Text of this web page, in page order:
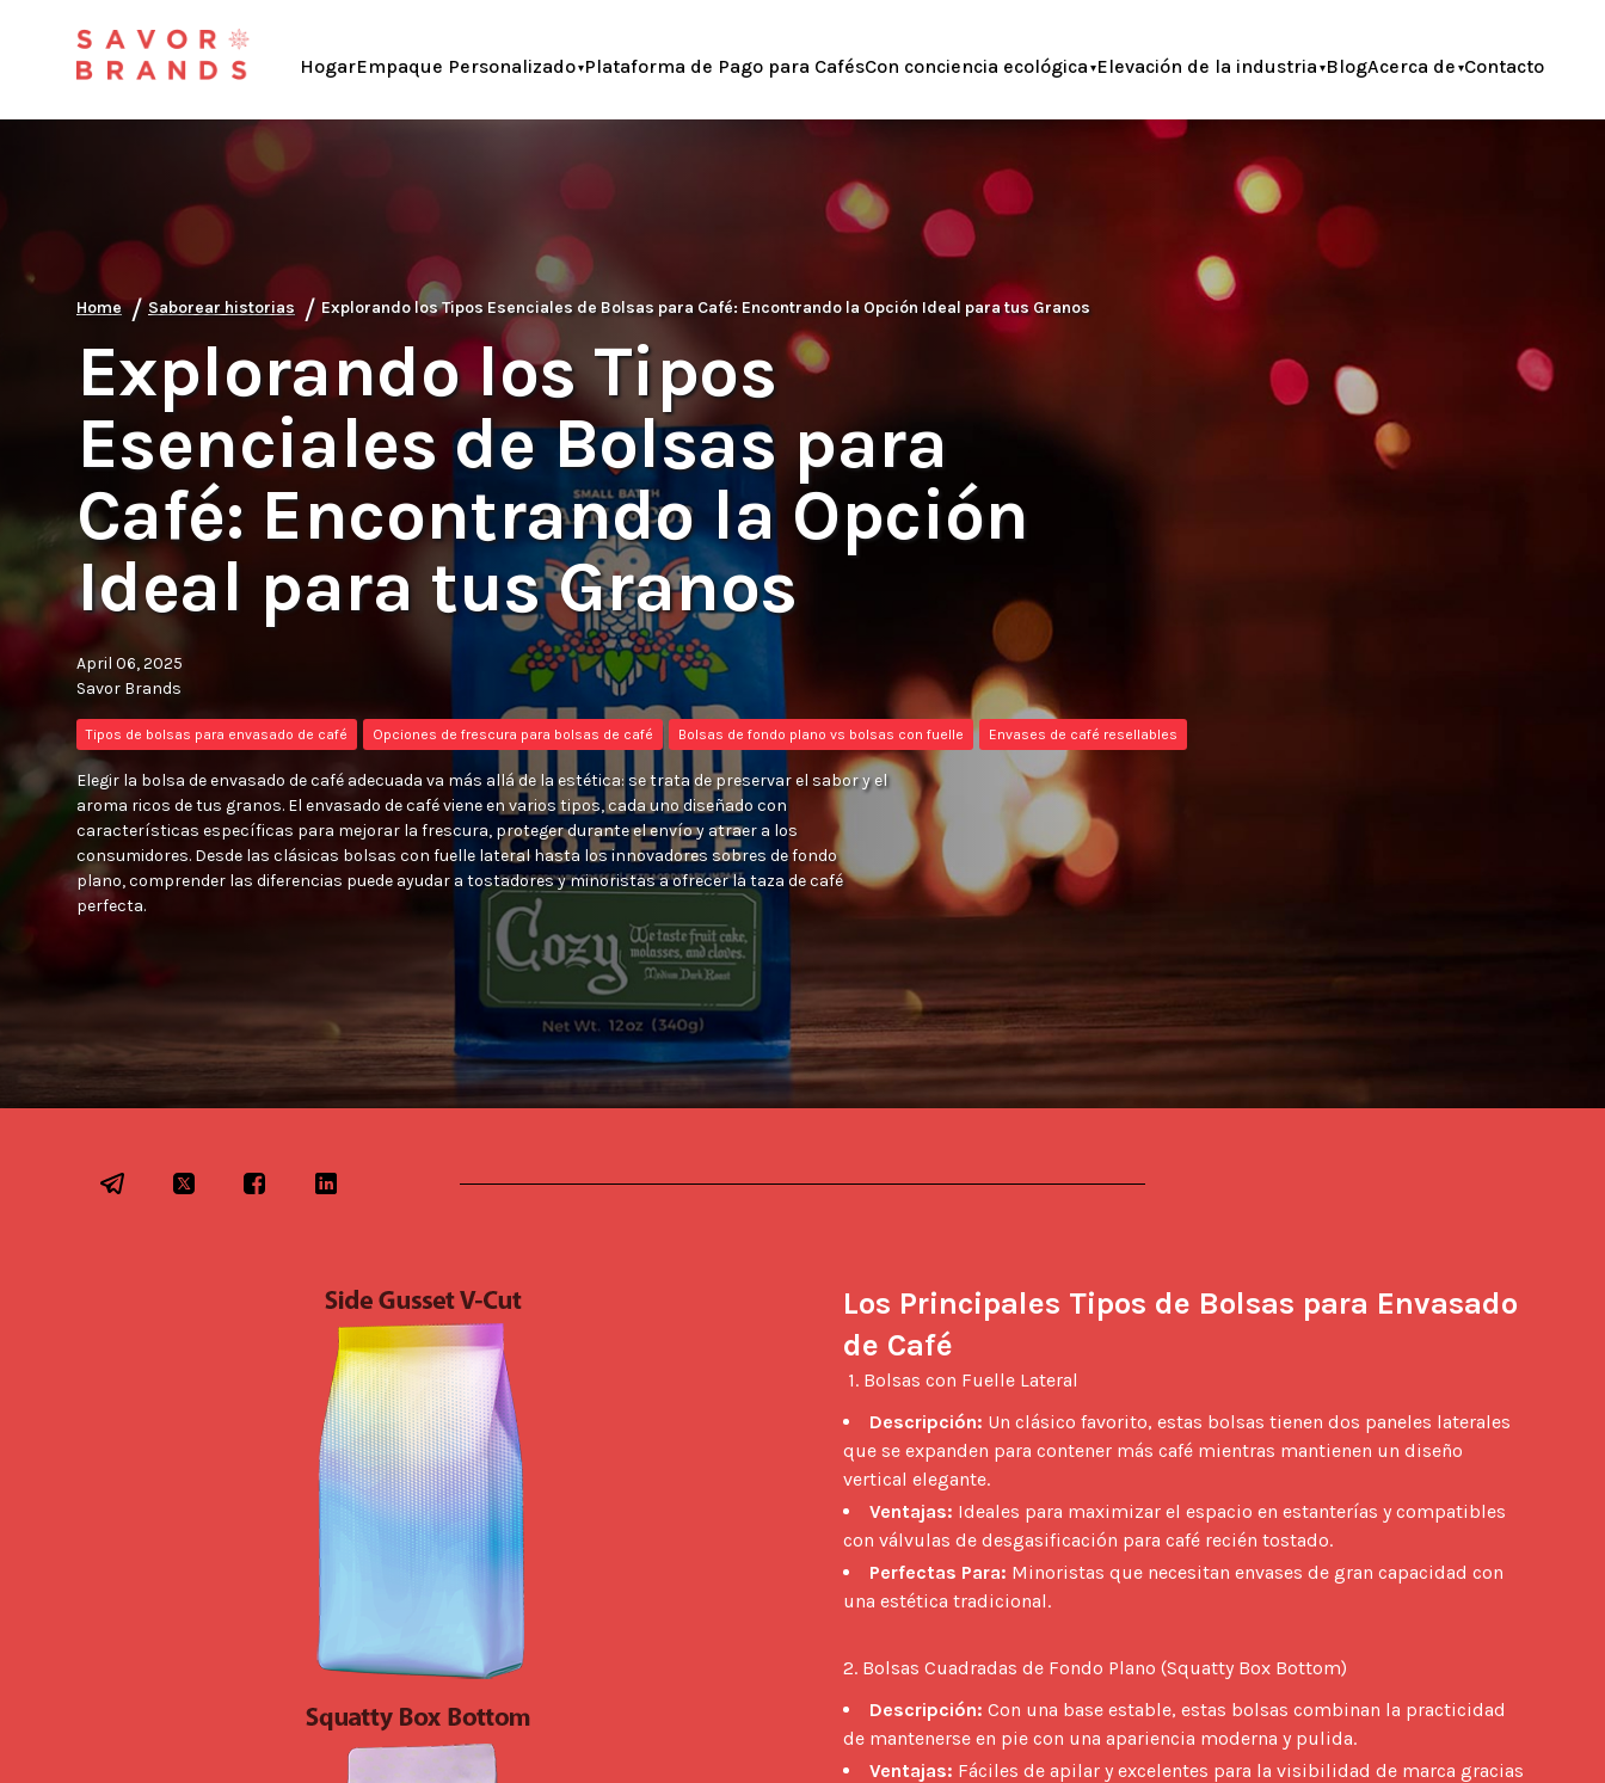
HogarEmpaque Personalizado Plataforma de Pago para CafésCon conciencia ecológica Elevación de la industria BlogAcerca de Contacto
Home / Saborear historias / Explorando los Tipos Esenciales de Bolsas para Café: Encontrando la Opción Ideal para tus Granos
Explorando los Tipos
Esenciales de Bolsas para
Café: Encontrando la Opción
Ideal para tus Granos
April 06, 2025
Savor Brands
Tipos de bolsas para envasado de café Opciones de frescura para bolsas de café Bolsas de fondo plano vs bolsas con fuelle Envases de café resellables
Elegir la bolsa de envasado de café adecuada va más allá de la estética: se trata de preservar el sabor y el
aroma ricos de tus granos. El envasado de café viene en varios tipos, cada uno diseñado con
características específicas para mejorar la frescura, proteger durante el envío y atraer a los
consumidores. Desde las clásicas bolsas con fuelle lateral hasta los innovadores sobres de fondo
plano, comprender las diferencias puede ayudar a tostadores y minoristas a ofrecer la taza de café
perfecta.
Los Principales Tipos de Bolsas para Envasado
de Café
1. Bolsas con Fuelle Lateral
Descripción: Un clásico favorito, estas bolsas tienen dos paneles laterales
que se expanden para contener más café mientras mantienen un diseño
vertical elegante.
Ventajas: Ideales para maximizar el espacio en estanterías y compatibles
con válvulas de desgasificación para café recién tostado.
Perfectas Para: Minoristas que necesitan envases de gran capacidad con
una estética tradicional.
2. Bolsas Cuadradas de Fondo Plano (Squatty Box Bottom)
Descripción: Con una base estable, estas bolsas combinan la practicidad
de mantenerse en pie con una apariencia moderna y pulida.
Ventajas: Fáciles de apilar y excelentes para la visibilidad de marca gracias